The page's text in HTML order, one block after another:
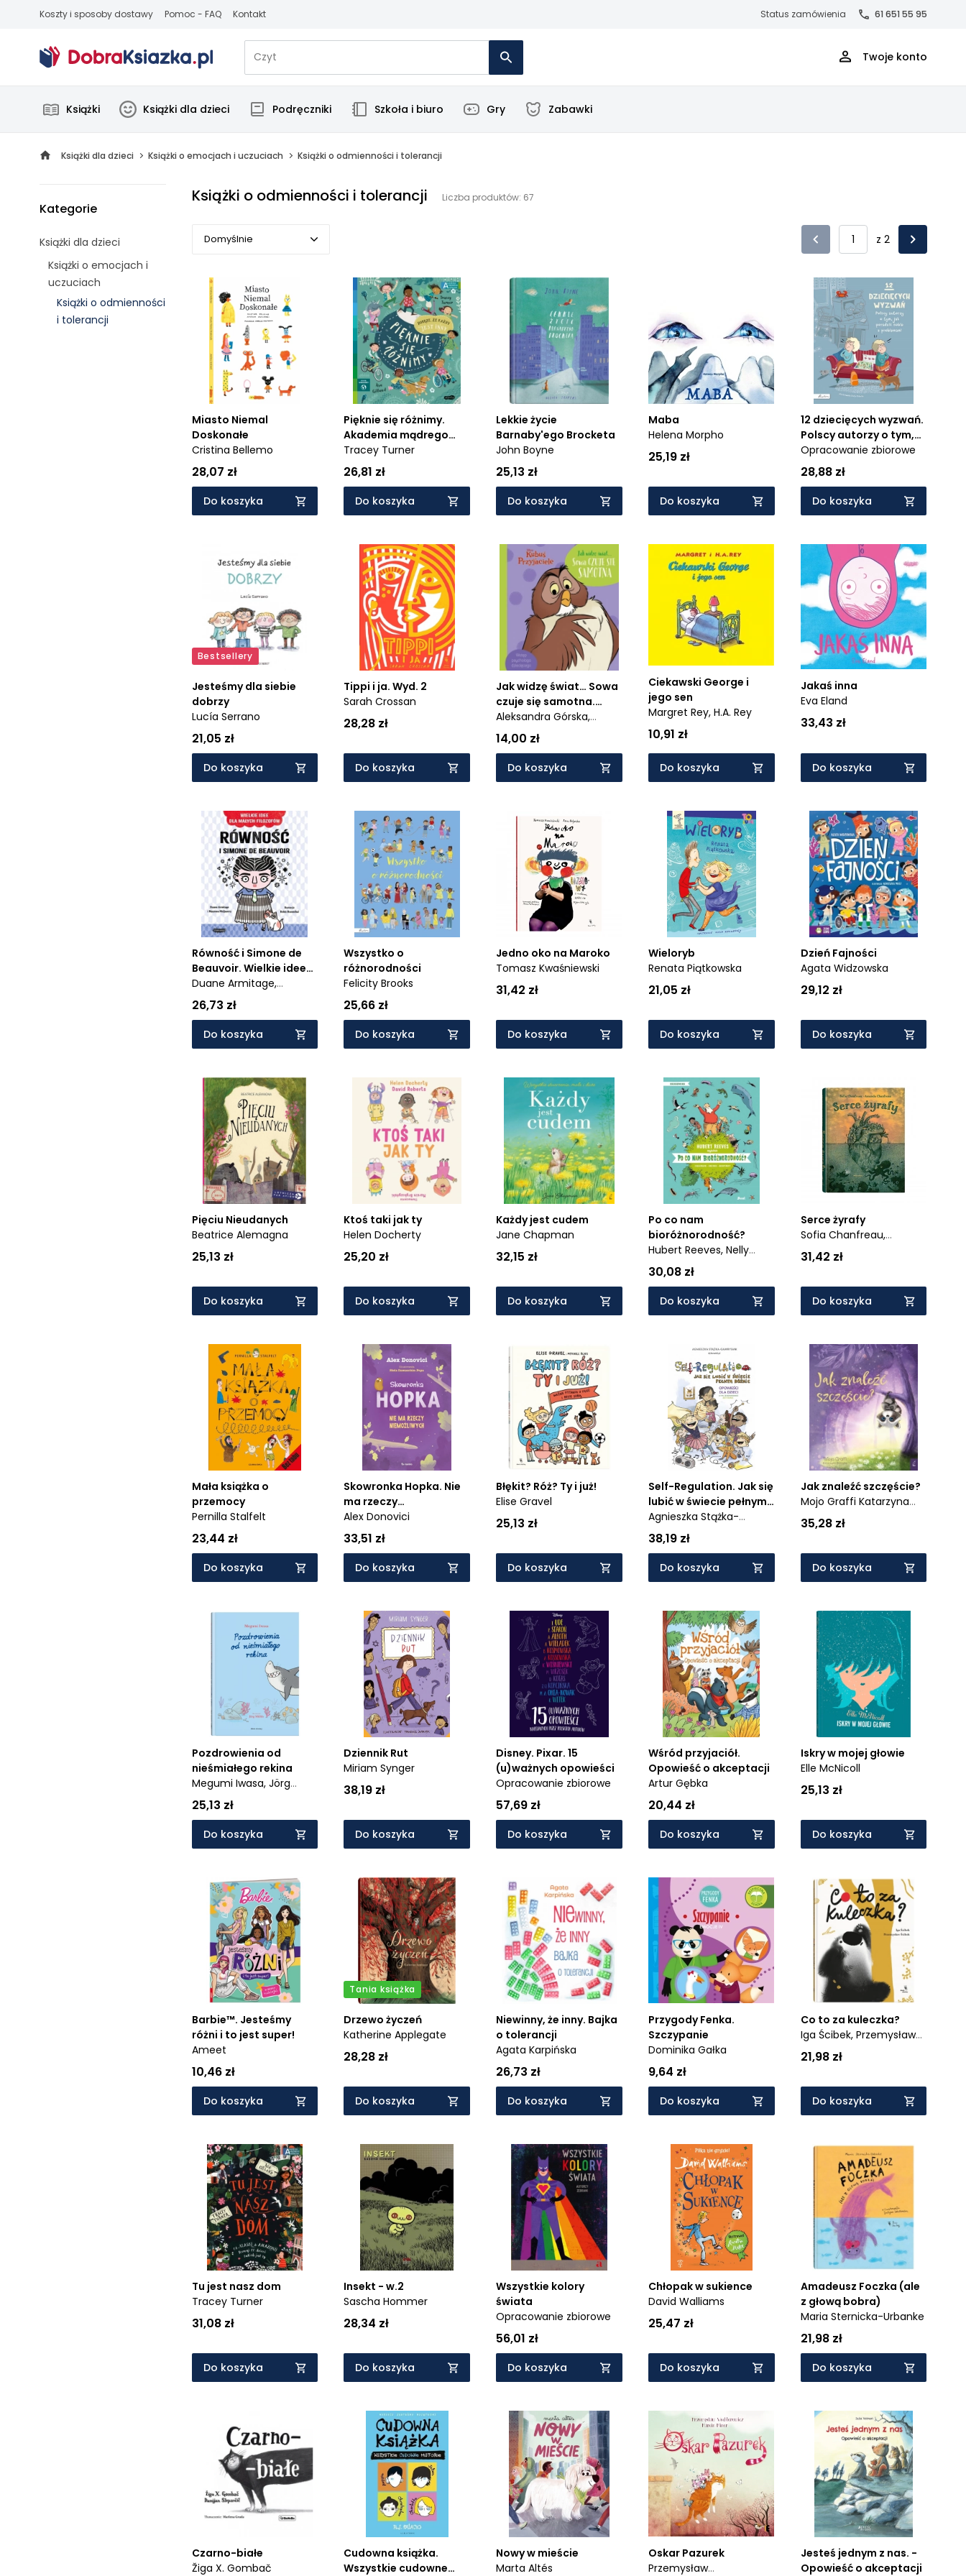
Koszty i sposoby dostawy Pomoc - FAQ Kontakt Status zamówienia 61 651 55 95
Twoje konto
Książki Książki dla dzieci Podręczniki Szkoła i biuro Gry Zabawki
Książki dla dzieci Książki o emocjach i uczuciach Książki o odmienności i tolerancji
Kategorie
Książki dla dzieci
Książki o emocjach i
uczuciach
Książki o odmienności
i tolerancji
Książki o odmienności i tolerancji Liczba produktów: 67
Domyślnie
Domyślnie
Popularne
Cena rosnąco
Cena malejąco
Od najnowszych
Od najstarszych
z 2
Miasto Niemal
Doskonałe
Cristina Bellemo
28,07 zł
Do koszyka
Pięknie się różnimy.
Akademia mądrego
dziecka. Chcę wiedzieć
Tracey Turner
26,81 zł
Do koszyka
Lekkie życie
Barnaby'ego Brocketa
John Boyne
25,13 zł
Do koszyka
Maba
Helena Morpho
25,19 zł
Do koszyka
12 dziecięcych wyzwań.
Polscy autorzy o tym,
jak poradzić sobie z
problemami
Opracowanie zbiorowe
28,88 zł
Do koszyka
Bestsellery
Jesteśmy dla siebie
dobrzy
Lucía Serrano
21,05 zł
Do koszyka
Tippi i ja. Wyd. 2
Sarah Crossan
28,28 zł
Do koszyka
Jak widzę świat… Sowa
czuje się samotna.
Disney Kubuś i
Przyjaciele
Aleksandra Górska,
Magdalena Dej
14,00 zł
Do koszyka
Ciekawski George i
jego sen
Margret Rey, H.A. Rey
10,91 zł
Do koszyka
Jakaś inna
Eva Eland
33,43 zł
Do koszyka
Równość i Simone de
Beauvoir. Wielkie idee
dla małych filozofów
Duane Armitage,
Maureen McQuerry
26,73 zł
Do koszyka
Wszystko o
różnorodności
Felicity Brooks
25,66 zł
Do koszyka
Jedno oko na Maroko
Tomasz Kwaśniewski
31,42 zł
Do koszyka
Wieloryb
Renata Piątkowska
21,05 zł
Do koszyka
Dzień Fajności
Agata Widzowska
29,12 zł
Do koszyka
Pięciu Nieudanych
Beatrice Alemagna
25,13 zł
Do koszyka
Ktoś taki jak ty
Helen Docherty
25,20 zł
Do koszyka
Każdy jest cudem
Jane Chapman
32,15 zł
Do koszyka
Po co nam
bioróżnorodność?
Hubert Reeves, Nelly
Boutinot,
Casanave
30,08 zł
Do koszyka
Serce żyrafy
Sofia Chanfreau,
Amanda Chanfreau
31,42 zł
Do koszyka
Mała książka o
przemocy
Pernilla Stalfelt
23,44 zł
Do koszyka
Skowronka Hopka. Nie
ma rzeczy
niemożliwych
Alex Donovici
33,51 zł
Do koszyka
Błękit? Róż? Ty i już!
Elise Gravel
25,13 zł
Do koszyka
Self-Regulation. Jak się
lubić w świecie pełnym
różnic
Agnieszka Stążka-
Gawrysiak
38,19 zł
Do koszyka
Jak znaleźć szczęście?
Mojo Graffi Katarzyna
Bielińska
35,28 zł
Do koszyka
Pozdrowienia od
nieśmiałego rekina
Megumi Iwasa, Jörg
Mühle
25,13 zł
Do koszyka
Dziennik Rut
Miriam Synger
38,19 zł
Do koszyka
Disney. Pixar. 15
(u)ważnych opowieści
Opracowanie zbiorowe
57,69 zł
Do koszyka
Wśród przyjaciół.
Opowieść o akceptacji
Artur Gębka
20,44 zł
Do koszyka
Iskry w mojej głowie
Elle McNicoll
25,13 zł
Do koszyka
Barbie™. Jesteśmy
różni i to jest super!
Ameet
10,46 zł
Do koszyka
Tania książka
Drzewo życzeń
Katherine Applegate
28,28 zł
Do koszyka
Niewinny, że inny. Bajka
o tolerancji
Agata Karpińska
26,73 zł
Do koszyka
Przygody Fenka.
Szczypanie
Dominika Gałka
9,64 zł
Do koszyka
Co to za kuleczka?
Iga Ścibek, Przemysław
Ścibek
21,98 zł
Do koszyka
Tu jest nasz dom
Tracey Turner
31,08 zł
Do koszyka
Insekt - w.2
Sascha Hommer
28,34 zł
Do koszyka
Wszystkie kolory
świata
Opracowanie zbiorowe
56,01 zł
Do koszyka
Chłopak w sukience
David Walliams
25,47 zł
Do koszyka
Amadeusz Foczka (ale
z głową bobra)
Maria Sternicka-Urbanke
21,98 zł
Do koszyka
Czarno-białe
Žiga X. Gombač
Cudowna książka.
Wszystkie cudowne
Nowy w mieście
Marta Altés
Oskar Pazurek
Przemysław
Jesteś jednym z nas. -
Opowieść o akceptacji